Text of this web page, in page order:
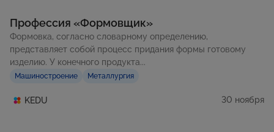
Профессия «Формовщик»
Формовка, согласно словарному определению,
представляет собой процесс придания формы готовому
изделию. У конечного продукта...
Машиностроение Металлургия
KEDU 30 ноября